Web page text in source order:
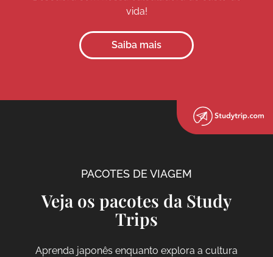
vida!
Saiba mais
PACOTES DE VIAGEM
Veja os pacotes da Study
Trips
Aprenda japonês enquanto explora a cultura